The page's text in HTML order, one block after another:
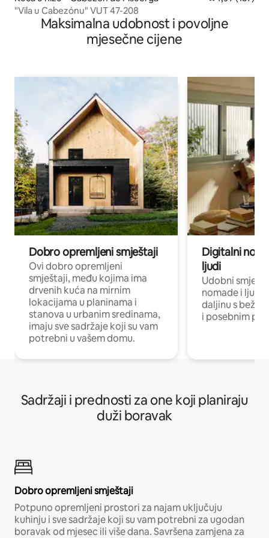
"Vila u Cabezónu" VUT 47-208
Maksimalna udobnost i povoljne
mjesečne cijene
Dobro opremljeni smještaji
Ovi dobro opremljeni
smještaji, među kojima ima
drvenih kuća na mirnim
lokacijama u planinama i
stanova u urbanim sredinama,
imaju sve sadržaje koji su vam
potrebni u vašem domu.
Digitalni
ljudi
Udobni
nomade i ljude
daljinu s
i posebnim
Sadržaji i prednosti za one koji planiraju
duži boravak
Dobro opremljeni smještaji
Potpuno opremljeni prostori za najam uključuju
kuhinju i sve sadržaje koji su vam potrebni za ugodan
boravak od mjesec ili više dana. Savršena zamjena za